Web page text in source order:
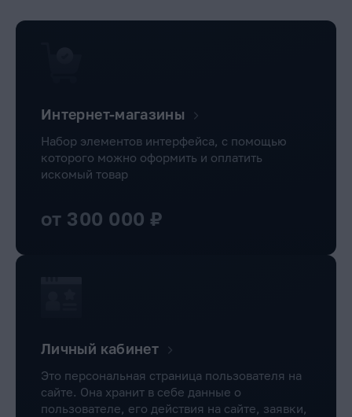
Интернет-магазины
Набор элементов интерфейса, с помощью
которого можно оформить и оплатить
искомый товар
от 300 000 ₽
Личный кабинет
Это персональная страница пользователя на
сайте. Она хранит в себе данные о
пользователе, его действия на сайте, заявки,